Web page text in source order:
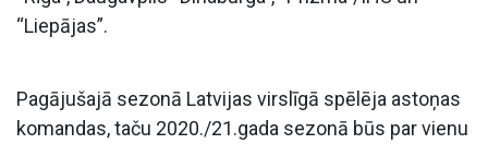
“Liepājas”.
Pagājušajā sezonā Latvijas virslīgā spēlēja astoņas
komandas, taču 2020./21.gada sezonā būs par vienu